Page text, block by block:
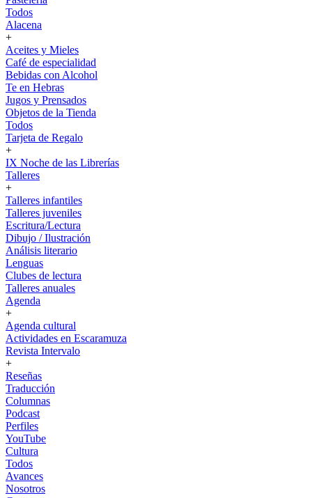
Todos
Alacena
+
Aceites y Mieles
Café de especialidad
Bebidas con Alcohol
Te en Hebras
Jugos y Prensados
Objetos de la Tienda
Todos
Tarjeta de Regalo
+
IX Noche de las Librerías
Talleres
+
Talleres infantiles
Talleres juveniles
Escritura/Lectura
Dibujo / Ilustración
Análisis literario
Lenguas
Clubes de lectura
Talleres anuales
Agenda
+
Agenda cultural
Actividades en Escaramuza
Revista Intervalo
+
Reseñas
Traducción
Columnas
Podcast
Perfiles
YouTube
Cultura
Todos
Avances
Nosotros